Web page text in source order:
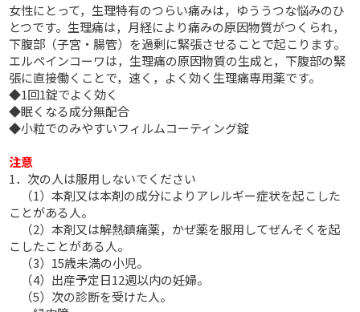
女性にとって，生理特有のつらい痛みは，ゆううつな悩みのひ
とつです。生理痛は，月経により痛みの原因物質がつくられ，
下腹部（子宮・腸管）を過剰に緊張させることで起こります。
エルペインコーワは，生理痛の原因物質の生成と，下腹部の緊
張に直接働くことで，速く，よく効く生理痛専用薬です。
◆1回1錠でよく効く
◆眠くなる成分無配合
◆小粒でのみやすいフィルムコーティング錠
注意
1．次の人は服用しないでください
（1）本剤又は本剤の成分によりアレルギー症状を起こした
ことがある人。
（2）本剤又は解熱鎮痛薬，かぜ薬を服用してぜんそくを起
こしたことがある人。
（3）15歳未満の小児。
（4）出産予定日12週以内の妊婦。
（5）次の診断を受けた人。